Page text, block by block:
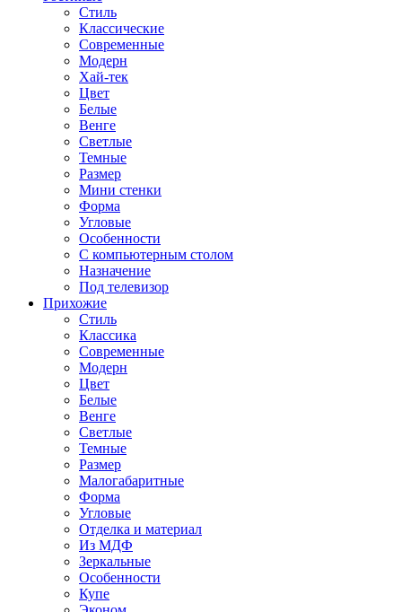
Стиль
Классические
Современные
Модерн
Хай-тек
Цвет
Белые
Венге
Светлые
Темные
Размер
Мини стенки
Форма
Угловые
Особенности
С компьютерным столом
Назначение
Под телевизор
Прихожие
Стиль
Классика
Современные
Модерн
Цвет
Белые
Венге
Светлые
Темные
Размер
Малогабаритные
Форма
Угловые
Отделка и материал
Из МДФ
Зеркальные
Особенности
Купе